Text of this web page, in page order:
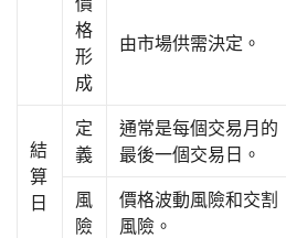
格
形
成
由市場供需決定。
結
算
日
定
義
通常是每個交易月的
最後一個交易日。
風
險
價格波動風險和交割
風險。